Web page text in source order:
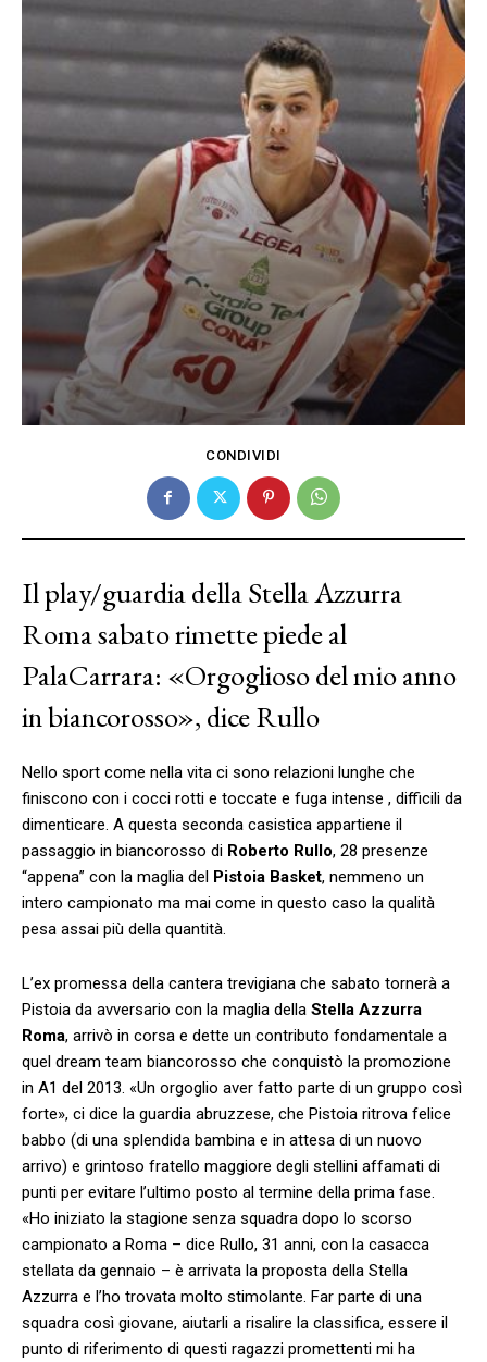
CONDIVIDI
Il play/guardia della Stella Azzurra
Roma sabato rimette piede al
PalaCarrara: «Orgoglioso del mio anno
in biancorosso», dice Rullo
Nello sport come nella vita ci sono relazioni lunghe che
finiscono con i cocci rotti e toccate e fuga intense , difficili da
dimenticare. A questa seconda casistica appartiene il
passaggio in biancorosso di Roberto Rullo, 28 presenze
“appena” con la maglia del Pistoia Basket, nemmeno un
intero campionato ma mai come in questo caso la qualità
pesa assai più della quantità.
L’ex promessa della cantera trevigiana che sabato tornerà a
Pistoia da avversario con la maglia della Stella Azzurra
Roma, arrivò in corsa e dette un contributo fondamentale a
quel dream team biancorosso che conquistò la promozione
in A1 del 2013. «Un orgoglio aver fatto parte di un gruppo così
forte», ci dice la guardia abruzzese, che Pistoia ritrova felice
babbo (di una splendida bambina e in attesa di un nuovo
arrivo) e grintoso fratello maggiore degli stellini affamati di
punti per evitare l’ultimo posto al termine della prima fase.
«Ho iniziato la stagione senza squadra dopo lo scorso
campionato a Roma – dice Rullo, 31 anni, con la casacca
stellata da gennaio – è arrivata la proposta della Stella
Azzurra e l’ho trovata molto stimolante. Far parte di una
squadra così giovane, aiutarli a risalire la classifica, essere il
punto di riferimento di questi ragazzi promettenti mi ha